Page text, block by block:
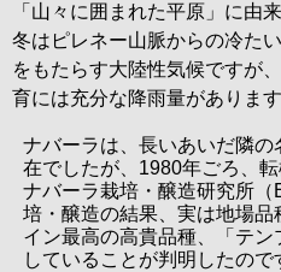
「山々に囲まれた平原」に由
冬はピレネー山脈からの冷た
をもたらす大陸性気候ですが
育には充分な降雨量があります
ナバーラは、長いあいだ隣
在でしたが、1980年ごろ、転
ナバーラ栽培・醸造研究所
培・醸造の結果、実は地場
イン最高の高貴品種、「テ
していることが判明したので